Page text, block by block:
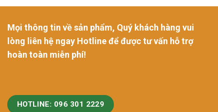
Mọi thông tin về sản phẩm, Quý khách hàng vui
lòng liên hệ ngay Hotline để được tư vấn hỗ trợ
hoàn toàn miễn phí!
HOTLINE: 096 301 2229